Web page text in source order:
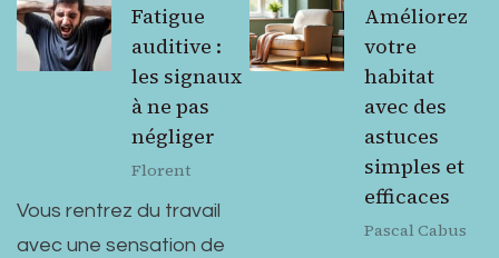
Fatigue
auditive :
les signaux
à ne pas
négliger
Florent
Vous rentrez du travail
avec une sensation de
Améliorez
votre
habitat
avec des
astuces
simples et
efficaces
Pascal Cabus